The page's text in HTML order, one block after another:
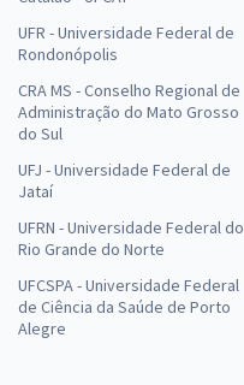
UFR - Universidade Federal de
Rondonópolis
CRA MS - Conselho Regional de
Administração do Mato Grosso
do Sul
UFJ - Universidade Federal de
Jataí
UFRN - Universidade Federal do
Rio Grande do Norte
UFCSPA - Universidade Federal
de Ciência da Saúde de Porto
Alegre